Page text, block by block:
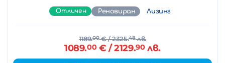
Отличен Реновиран Лизинг
1189.00€/ 2325.48лв.
1089.00€ / 2129.90лв.